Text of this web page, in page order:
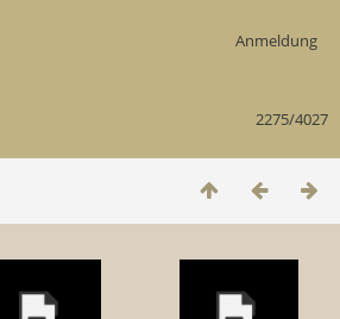
Anmeldung
2275/4027